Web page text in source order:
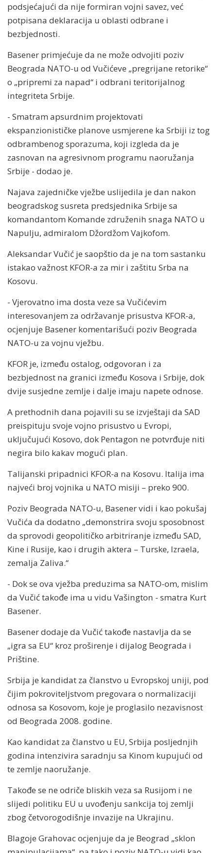
podsjećajući da nije formiran vojni savez, već
potpisana deklaracija u oblasti odbrane i
bezbjednosti.
Basener primjećuje da ne može odvojiti poziv
Beograda NATO-u od Vučićeve „pregrijane retorike“
o „pripremi za napad“ i odbrani teritorijalnog
integriteta Srbije.
- Smatram apsurdnim projektovati
ekspanzionističke planove usmjerene ka Srbiji iz tog
odbrambenog sporazuma, koji izgleda da je
zasnovan na agresivnom programu naoružanja
Srbije - dodao je.
Najava zajedničke vježbe uslijedila je dan nakon
beogradskog susreta predsjednika Srbije sa
komandantom Komande združenih snaga NATO u
Napulju, admiralom Džordžom Vajkofom.
Aleksandar Vučić je saopštio da je na tom sastanku
istakao važnost KFOR-a za mir i zaštitu Srba na
Kosovu.
- Vjerovatno ima dosta veze sa Vučićevim
interesovanjem za održavanje prisustva KFOR-a,
ocjenjuje Basener komentarišući poziv Beograda
NATO-u za vojnu vježbu.
KFOR je, između ostalog, odgovoran i za
bezbjednost na granici između Kosova i Srbije, dok
dvije susjedne zemlje i dalje imaju napete odnose.
A prethodnih dana pojavili su se izvještaji da SAD
preispituju svoje vojno prisustvo u Evropi,
uključujući Kosovo, dok Pentagon ne potvrđuje niti
negira bilo kakav mogući plan.
Talijanski pripadnici KFOR-a na Kosovu. Italija ima
najveći broj vojnika u NATO misiji – preko 900.
Poziv Beograda NATO-u, Basener vidi i kao pokušaj
Vučića da dodatno „demonstrira svoju sposobnost
da sprovodi geopolitičko arbitriranje između SAD,
Kine i Rusije, kao i drugih aktera – Turske, Izraela,
zemalja Zaliva.“
- Dok se ova vježba preduzima sa NATO-om, mislim
da Vučić takođe ima u vidu Vašington - smatra Kurt
Basener.
Basener dodaje da Vučić takođe nastavlja da se
„igra sa EU“ kroz proširenje i dijalog Beograda i
Prištine.
Srbija je kandidat za članstvo u Evropskoj uniji, pod
čijim pokroviteljstvom pregovara o normalizaciji
odnosa sa Kosovom, koje je proglasilo nezavisnost
od Beograda 2008. godine.
Kao kandidat za članstvo u EU, Srbija posljednjih
godina intenzivira saradnju sa Kinom kupujući od
te zemlje naoružanje.
Takođe se ne odriče bliskih veza sa Rusijom i ne
slijedi politiku EU u uvođenju sankcija toj zemlji
zbog četvorogodišnje invazije na Ukrajinu.
Blagoje Grahovac ocjenjuje da je Beograd „sklon